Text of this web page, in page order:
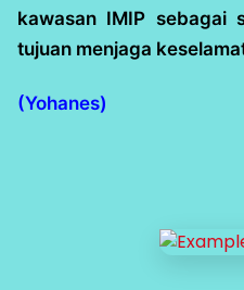
kawasan IMIP sebagai
tujuan menjaga
(Yohanes)